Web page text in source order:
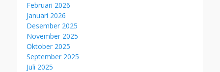
Februari 2026
Januari 2026
Desember 2025
November 2025
Oktober 2025
September 2025
Juli 2025